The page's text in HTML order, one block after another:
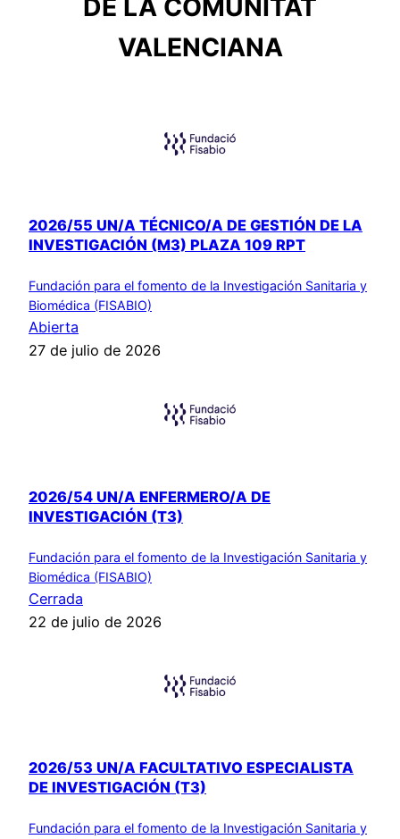
DE LA COMUNITAT
VALENCIANA
2026/55 UN/A TÉCNICO/A DE GESTIÓN DE LA
INVESTIGACIÓN (M3) PLAZA 109 RPT
Fundación para el fomento de la Investigación Sanitaria y
Biomédica (FISABIO)
Abierta
27 de julio de 2026
2026/54 UN/A ENFERMERO/A DE
INVESTIGACIÓN (T3)
Fundación para el fomento de la Investigación Sanitaria y
Biomédica (FISABIO)
Cerrada
22 de julio de 2026
2026/53 UN/A FACULTATIVO ESPECIALISTA
DE INVESTIGACIÓN (T3)
Fundación para el fomento de la Investigación Sanitaria y